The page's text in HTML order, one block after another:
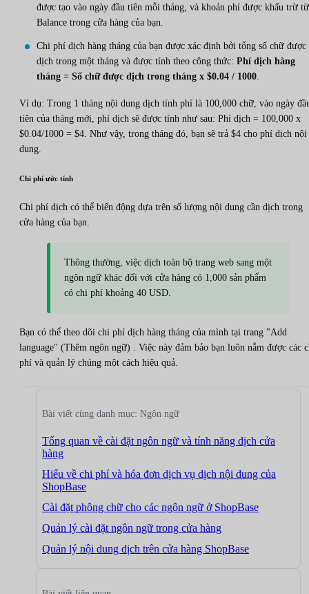
được tạo vào ngày đầu tiên mỗi tháng, và khoản phí được khấu trừ từ
Balance trong cửa hàng của bạn.
Chi phí dịch hàng tháng của bạn được xác định bởi tổng số chữ được
dịch trong một tháng và được tính theo công thức: Phí dịch hàng
tháng = Số chữ được dịch trong tháng x $0.04 / 1000
Ví dụ: Trong 1 tháng nội dung dịch tính phí là 100,000 chữ, vào ngày
tiên của tháng mới, phí dịch sẽ được tính như sau: Phí dịch = 100,000 x
$0.04/1000 = $4. Như vậy, trong tháng đó, bạn sẽ trả $4 cho phí dịch nội
dung.
Chi phí ước tính
Chi phí dịch có thể biến động dựa trên số lượng nội dung cần dịch trong
cửa hàng của bạn.
Thông thường, việc dịch toàn bộ trang web sang một
ngôn ngữ khác đối với cửa hàng có 1,000 sản phẩm
có chi phí khoảng 40 USD.
Bạn có thể theo dõi chi phí dịch hàng tháng của mình tại trang "Add
language" (Thêm ngôn ngữ) . Việc này đảm bảo bạn luôn nắm được các
phí và quản lý chúng một cách hiệu quả.
Bài viết cùng danh mục: Ngôn ngữ
Tổng quan về cài đặt ngôn ngữ và tính năng dịch cửa
hàng
Hiểu về chi phí và hóa đơn dịch vụ dịch nội dung của
ShopBase
Cài đặt phông chữ cho các ngôn ngữ ở ShopBase
Quản lý cài đặt ngôn ngữ trong cửa hàng
Quản lý nội dung dịch trên cửa hàng ShopBase